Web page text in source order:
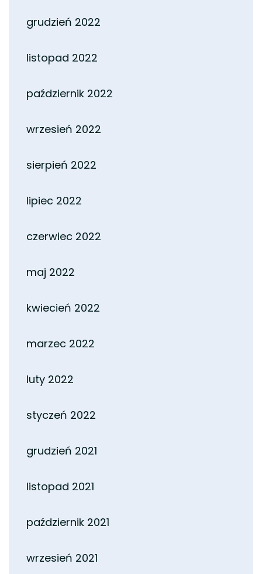
grudzień 2022
listopad 2022
październik 2022
wrzesień 2022
sierpień 2022
lipiec 2022
czerwiec 2022
maj 2022
kwiecień 2022
marzec 2022
luty 2022
styczeń 2022
grudzień 2021
listopad 2021
październik 2021
wrzesień 2021